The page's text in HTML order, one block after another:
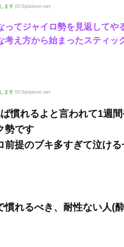
ます ID:Splatoon.net
ってジャイロ勢を見返してや
考え方から始まったスティッ
ます ID:Splatoon.net
慣れるよと言われて1週
勢です
前提のブキ多すぎて泣ける
慣れるべき、耐性ない人(